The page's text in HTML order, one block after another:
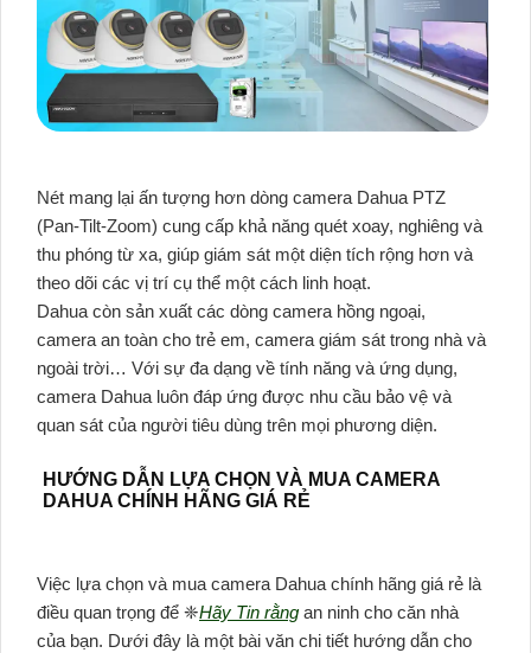
Nét mang lại ấn tượng hơn dòng camera Dahua PTZ
(Pan-Tilt-Zoom) cung cấp khả năng quét xoay, nghiêng và
thu phóng từ xa, giúp giám sát một diện tích rộng hơn và
theo dõi các vị trí cụ thể một cách linh hoạt.
Dahua còn sản xuất các dòng camera hồng ngoại,
camera an toàn cho trẻ em, camera giám sát trong nhà và
ngoài trời… Với sự đa dạng về tính năng và ứng dụng,
camera Dahua luôn đáp ứng được nhu cầu bảo vệ và
quan sát của người tiêu dùng trên mọi phương diện.
HƯỚNG DẪN LỰA CHỌN VÀ MUA CAMERA
DAHUA CHÍNH HÃNG GIÁ RẺ
Việc lựa chọn và mua camera Dahua chính hãng giá rẻ là
điều quan trọng để ❈Hãy Tin rằng an ninh cho căn nhà
của bạn. Dưới đây là một bài văn chi tiết hướng dẫn cho